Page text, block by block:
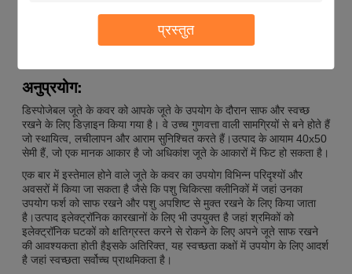
प्रस्तुत
मशीन से बना और हाथ से बना
अनुप्रयोग:
डिस्पोजेबल जूते के कवर को आपके जूते के उपयोग के दौरान साफ और स्वच्छ
रखने के लिए डिज़ाइन किया गया है। वे उच्च गुणवत्ता वाली सामग्रियों से बने होते हैं
जो स्थायित्व, लचीलापन और आराम सुनिश्चित करते हैं।उत्पाद के आयाम 40x50
सेमी हैं, जो एक मानक आकार है जो अधिकांश जूते के आकारों में फिट हो सकता है।
एक बार में इस्तेमाल होने वाले जूते के कवर का उपयोग विभिन्न परिदृश्यों और
अवसरों में किया जा सकता है जैसे कि पशु चिकित्सा क्लीनिकों में जहां उनका
उपयोग फर्श को साफ रखने और पशु अपशिष्ट से मुक्त रखने के लिए किया जाता
है।उत्पाद इलेक्ट्रॉनिक कारखानों के लिए भी उपयुक्त है जहां श्रमिकों को
इलेक्ट्रॉनिक घटकों को क्षतिग्रस्त करने से रोकने के लिए अपने जूते साफ रखने
की आवश्यकता होती हैइसके अतिरिक्त, यह स्वच्छता कक्षों में उपयोग के लिए आदर्श
है जहां स्वच्छता सर्वोच्च प्राथमिकता है।